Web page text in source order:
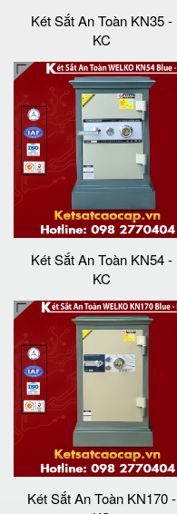
Két Sắt An Toàn KN35 -
KC
Két Sắt An Toàn KN54 -
KC
Két Sắt An Toàn KN170 -